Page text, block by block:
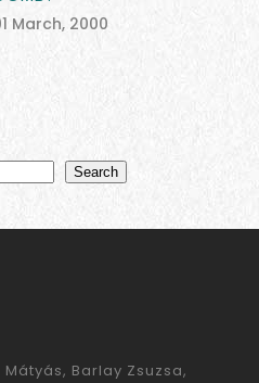
March, 2000
Search
Mátyás Barlay Zsuzsa